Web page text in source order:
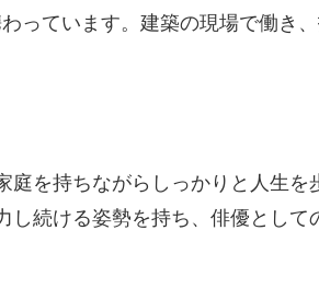
っています。建築の現場で働き
庭を持ちながらしっかりと人生を
続ける姿勢を持ち、俳優として